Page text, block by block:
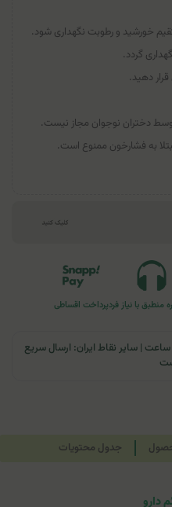
خورشید و رطوبت نگهداری شود.
دهید.
دختران نوجوان مجاز نیست.
به فشارخون ممنوع است.
منطبق با نیاز فردپرداخت اقساطی
ارسال سریع | تهران و کرج: تحویل تا ۲۴ ساعت | سایر نقاط ایران: ارسال سریع
جدول محتویات
دارو